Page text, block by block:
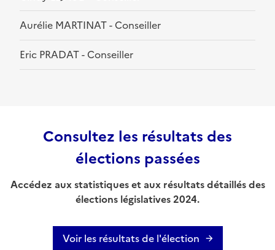
Aurélie MARTINAT - Conseiller
Eric PRADAT - Conseiller
Consultez les résultats des
élections passées
Accédez aux statistiques et aux résultats détaillés des
élections législatives 2024.
Voir les résultats de l'élection